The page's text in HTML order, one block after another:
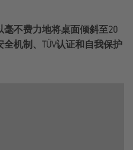
不费力地将桌面倾斜至20
机制、TÜV认证和自我保护